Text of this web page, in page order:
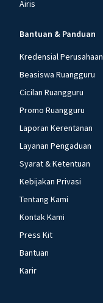
Airis
Bantuan & Panduan
Kredensial Perusahaan
Beasiswa Ruangguru
Cicilan Ruangguru
Promo Ruangguru
Laporan Kerentanan
Layanan Pengaduan
Syarat & Ketentuan
Kebijakan Privasi
Tentang Kami
Kontak Kami
Press Kit
Bantuan
Karir